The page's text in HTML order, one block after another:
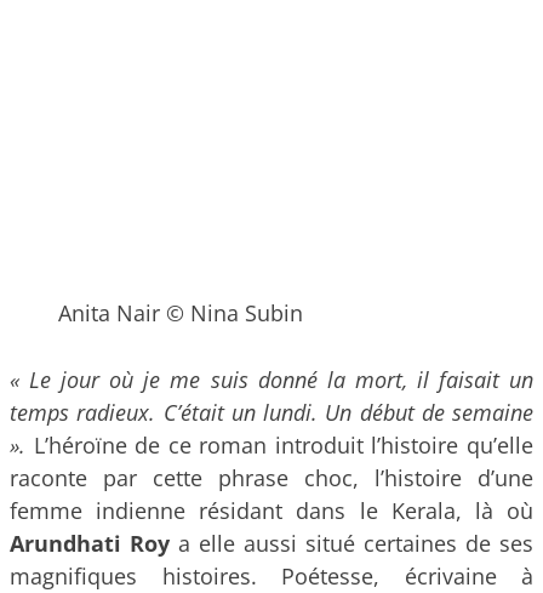
Anita Nair © Nina Subin
« Le jour où je me suis donné la mort, il faisait un
temps radieux. C’était un lundi. Un début de semaine
». L’héroïne de ce roman introduit l’histoire qu’elle
raconte par cette phrase choc, l’histoire d’une
femme indienne résidant dans le Kerala, là où
Arundhati Roy a elle aussi situé certaines de ses
magnifiques histoires. Poétesse, écrivaine à